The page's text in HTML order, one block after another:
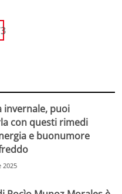
invernale, puoi
con questi rimedi
e buonumore
2025